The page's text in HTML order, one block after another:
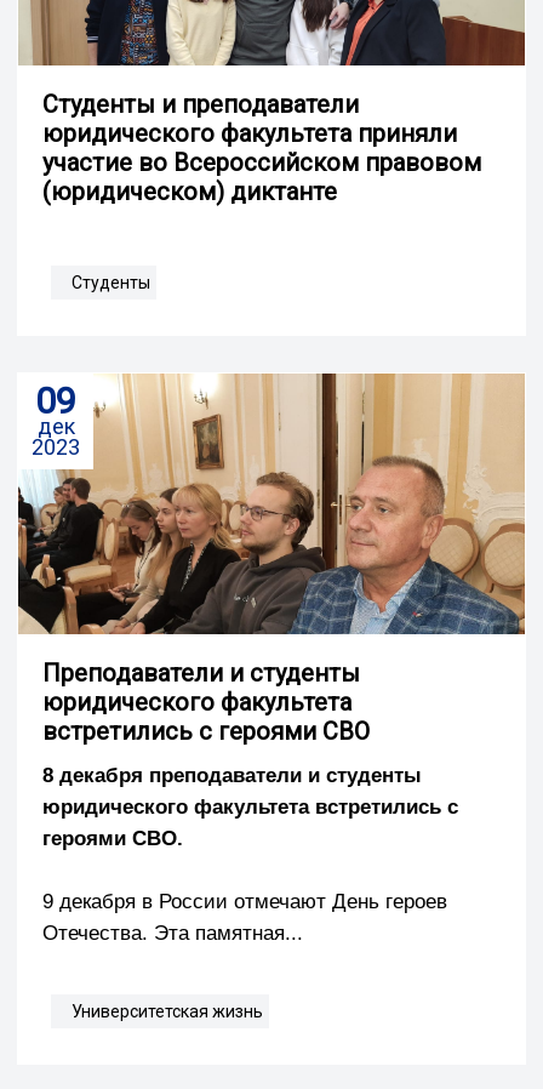
Студенты и преподаватели
юридического факультета приняли
участие во Всероссийском правовом
(юридическом) диктанте
Студенты
09
дек
2023
Преподаватели и студенты
юридического факультета
встретились с героями СВО
8 декабря преподаватели и студенты
юридического факультета встретились с
героями СВО.
9 декабря в России отмечают День героев
Отечества. Эта памятная...
Университетская жизнь